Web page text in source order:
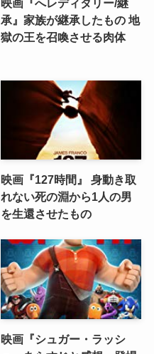
映画『へレディタリー/継
承』家族が継承したもの 地
獄の王を召喚させる肉体
映画『127時間』 身動き取
れない死の淵から1人の男
を生還させたもの
映画『シュガー・ラッシ